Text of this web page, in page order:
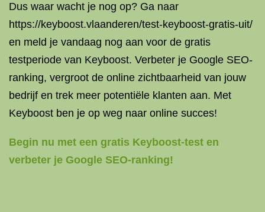
Dus waar wacht je nog op? Ga naar
https://keyboost.vlaanderen/test-keyboost-gratis-uit/
en meld je vandaag nog aan voor de gratis
testperiode van Keyboost. Verbeter je Google SEO-
ranking, vergroot de online zichtbaarheid van jouw
bedrijf en trek meer potentiële klanten aan. Met
Keyboost ben je op weg naar online succes!
Begin nu met een gratis Keyboost-test en
verbeter je Google SEO-ranking!